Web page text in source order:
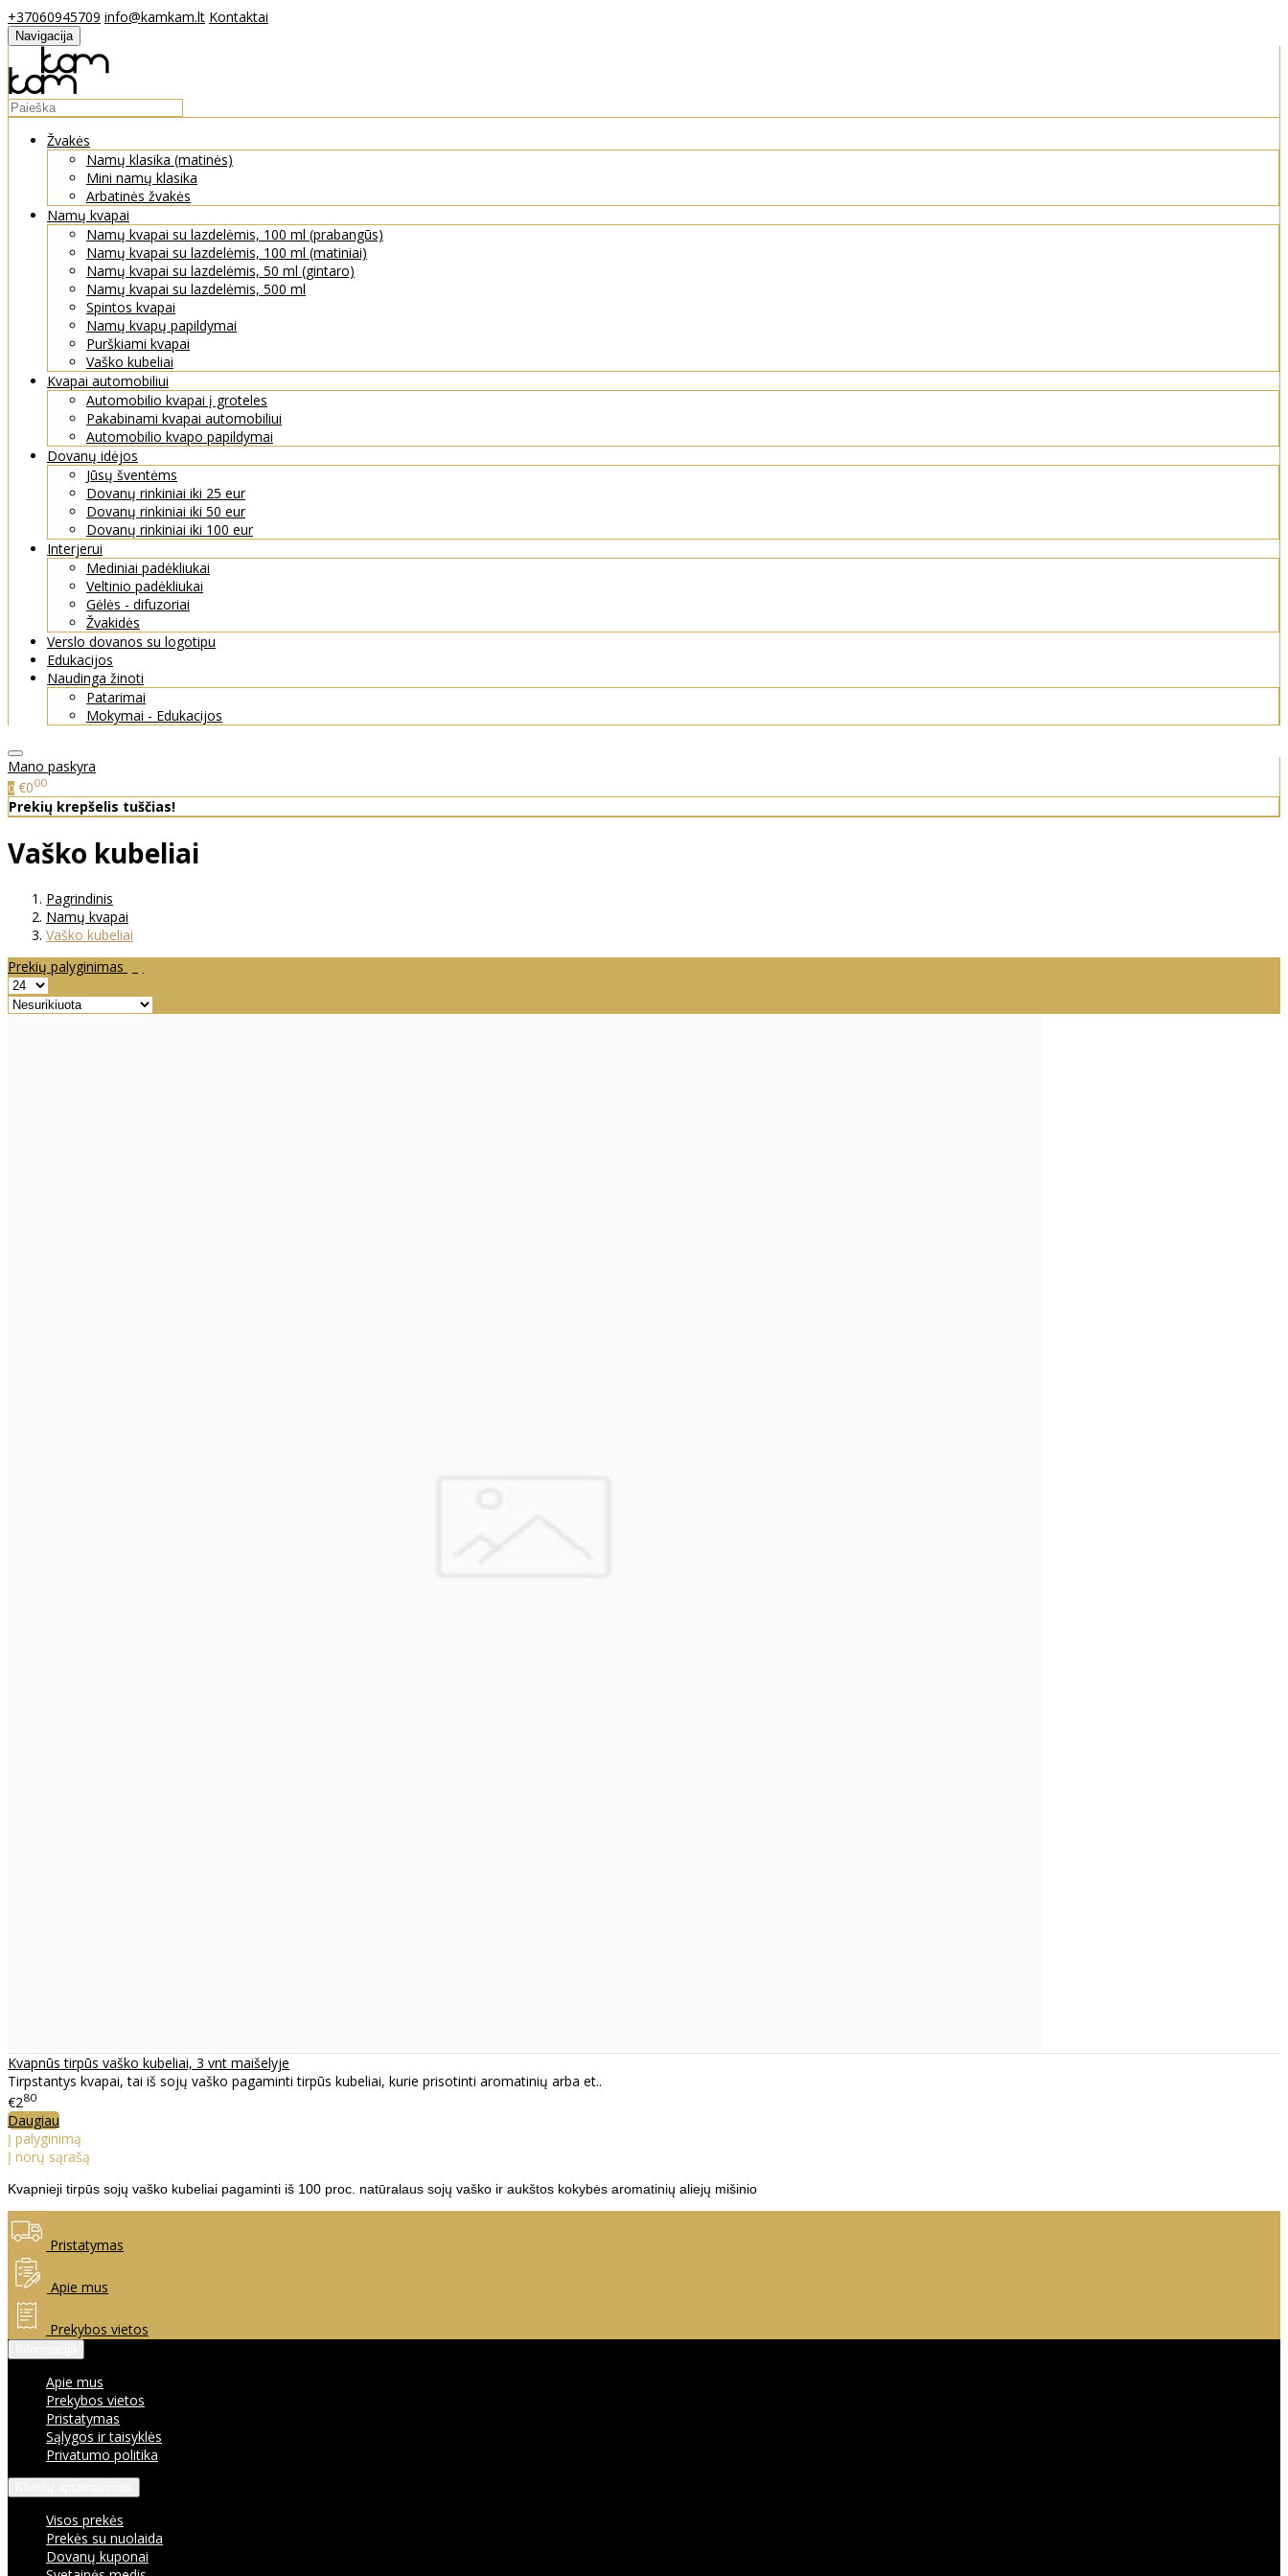
+37060945709 info@kamkam.lt Kontaktai
Navigacija
Žvakės
Namų klasika (matinės)
Mini namų klasika
Arbatinės žvakės
Namų kvapai
Namų kvapai su lazdelėmis, 100 ml (prabangūs)
Namų kvapai su lazdelėmis, 100 ml (matiniai)
Namų kvapai su lazdelėmis, 50 ml (gintaro)
Namų kvapai su lazdelėmis, 500 ml
Spintos kvapai
Namų kvapų papildymai
Purškiami kvapai
Vaško kubeliai
Kvapai automobiliui
Automobilio kvapai į groteles
Pakabinami kvapai automobiliui
Automobilio kvapo papildymai
Dovanų idėjos
Jūsų šventėms
Dovanų rinkiniai iki 25 eur
Dovanų rinkiniai iki 50 eur
Dovanų rinkiniai iki 100 eur
Interjerui
Mediniai padėkliukai
Veltinio padėkliukai
Gėlės - difuzoriai
Žvakidės
Verslo dovanos su logotipu
Edukacijos
Naudinga žinoti
Patarimai
Mokymai - Edukacijos
Mano paskyra
0 €000
Prekių krepšelis tuščias!
Vaško kubeliai
Pagrindinis
Namų kvapai
Vaško kubeliai
Prekių palyginimas
Kvapnūs tirpūs vaško kubeliai, 3 vnt maišelyje
Tirpstantys kvapai, tai iš sojų vaško pagaminti tirpūs kubeliai, kurie prisotinti aromatinių arba et..
€280
Daugiau
Į palyginimą
Į norų sąrašą
Kvapnieji tirpūs sojų vaško kubeliai pagaminti iš 100 proc. natūralaus sojų vaško ir aukštos kokybės aromatinių aliejų mišinio
Pristatymas
Apie mus
Prekybos vietos
Apie mus
Prekybos vietos
Pristatymas
Sąlygos ir taisyklės
Privatumo politika
Visos prekės
Prekės su nuolaida
Dovanų kuponai